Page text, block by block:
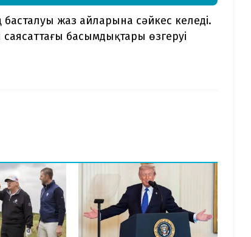
жаз айларына сәйкес келеді.
басымдықтары өзгеруі